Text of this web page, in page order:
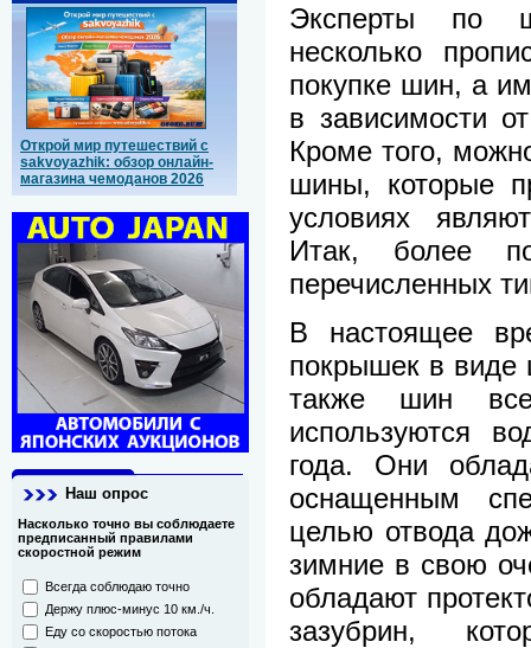
Открой мир путешествий с
sakvoyazhik: обзор онлайн-
магазина чемоданов 2026
Наш опрос
Насколько точно вы соблюдаете
предписанный правилами
скоростной режим
Всегда соблюдаю точно
Держу плюс-минус 10 км./ч.
Еду со скоростью потока
Эксперты по
несколько
покупке шин, а
в зависимости
Кроме того,
шины, которые
условиях
Итак, более
перечисленных
В настоящее
покрышек в виде
также шин
используются
года. Они
оснащенным
целью отвода
зимние в свою
обладают
зазубрин,